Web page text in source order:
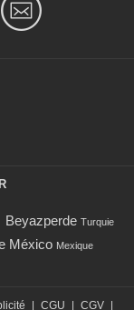
Beyazperde Turquie
México Mexique
| CGU | CGV |